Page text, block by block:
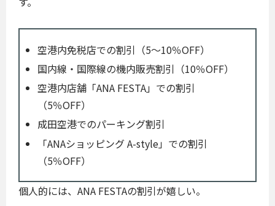
空港内免税店での割引（5～10％OFF）
国内線・国際線の機内販売割引（10％OFF）
空港内店舗「ANA FESTA」での割引
（5％OFF）
成田空港でのパーキング割引
「ANAショッピング A-style」での割引
（5％OFF）
個人的には、ANA FESTAの割引が嬉しい。